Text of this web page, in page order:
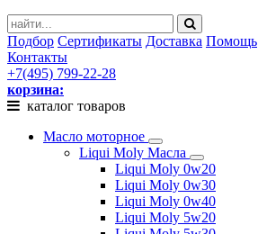
Подбор Сертификаты Доставка Помощь
Контакты
+7(495) 799-22-28
корзина:
каталог товаров
Масло моторное
Liqui Moly Масла
Liqui Moly 0w20
Liqui Moly 0w30
Liqui Moly 0w40
Liqui Moly 5w20